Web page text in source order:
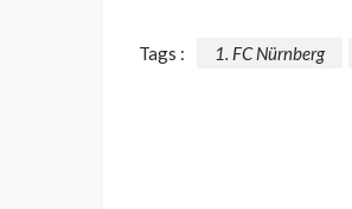
Tags : 1. FC Nürnberg